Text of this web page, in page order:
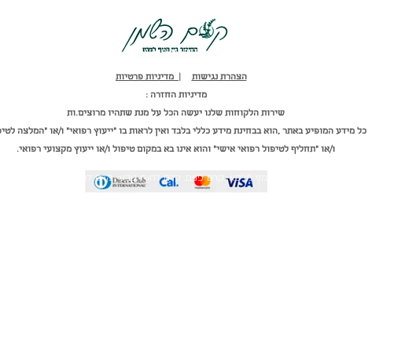
מדיניות פרטיות
| מדיניות פרטיות
הצהרת נגישות
מדיניות החזרה :
שירות הלקוחות שלנו יעשה הכל על מנת שתהיו מרוצים.ות
כל מידע המופיע באתר ,הוא בבחינת מידע כללי בלבד ואין לראות בו "ייעוץ רפואי" ו/או "המלצה
ו/או "תחליף לטיפול רפואי אישי" והוא אינו בא במקום טיפול ו/או ייעוץ מקצועי רפואי.
שמן לבנדר, שמן לבנדר טבעי, לבנדר, שמני מרפא, קרם פנים, קרם לחות טבעי, קרם לחות לגוף, קוקוס,